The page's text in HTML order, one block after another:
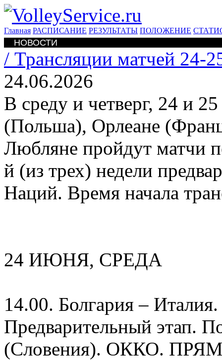
Главная РАСПИСАНИЕ РЕЗУЛЬТАТЫ ПОЛОЖЕНИЕ
НОВОСТИ
/ Трансляции матчей 24-
24.06.2026
В среду и четверг, 24 и
(Польша), Орлеане
Любляне пройдут матчи
й (из трех) недели
Наций. Время начала
24 ИЮНЯ, СРЕДА
14.00. Болгария –
Предварительный этап.
(Словения). ОККО.